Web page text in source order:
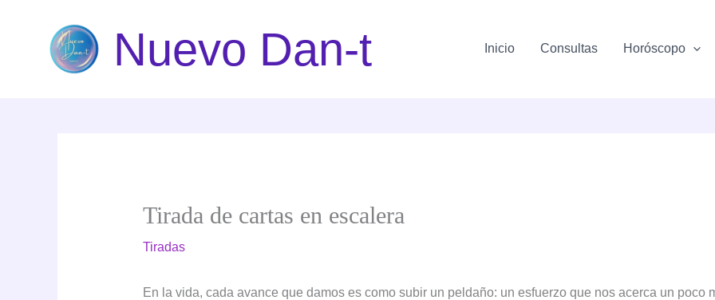
contenido
Nuevo Dan-t Inicio Consultas Horóscopo
Tirada de cartas en escalera
Tiradas
En la vida, cada avance que damos es como subir un peldaño: un esfuerzo que nos acerca un poco